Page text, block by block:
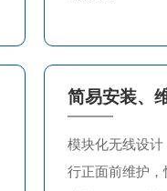
简易安装、
模块化无线设
行正面前维护，